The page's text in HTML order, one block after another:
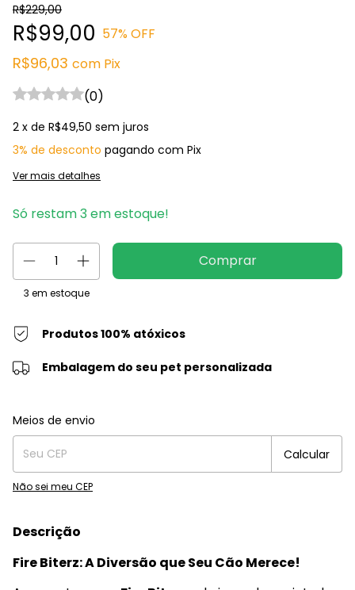
R$229,00
R$99,00 57% OFF
R$96,03 com Pix
(0)
2 x de R$49,50 sem juros
3% de desconto pagando com Pix
Ver mais detalhes
Só restam3em estoque!
3 em estoque
Produtos 100% atóxicos
Embalagem do seu pet personalizada
Entregas para o CEP:
Meios de envio
Calcular
Não sei meu CEP
Descrição
Fire Biterz: A Diversão que Seu Cão Merece!